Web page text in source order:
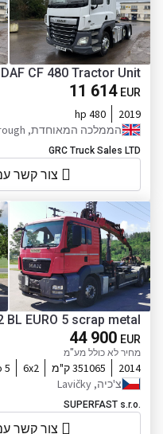
CF 480 Tractor Unit
11 614 EUR
2019
480 hp
הממלכה המאוחדת, Gainsborough
GRC Truck Sales LTD
צור קשר
BL EURO 5 scrap metal
44 900 EUR
מחיר לא כולל מע"מ
2014 351065 ק"מ 6x2
5
צ'כיה, Lavičky
SUPERFAST s.r.o.
צור קשר